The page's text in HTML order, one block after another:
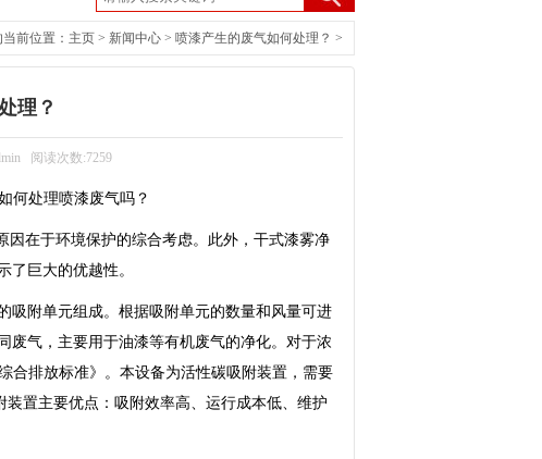
前位置： 主页 > 新闻中心 > 喷漆产生的废气如何处理？ >
理？
阅读次数:7259
何处理喷漆废气吗？
因在于环境保护的综合考虑。此外，干式漆雾净
了巨大的优越性。
吸附单元组成。根据吸附单元的数量和风量可进
废气，主要用于油漆等有机废气的净化。对于浓
合排放标准》。本设备为活性碳吸附装置，需要
置主要优点：吸附效率高、运行成本低、维护